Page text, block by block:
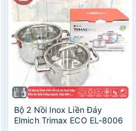
Bộ 2 Nồi Inox Liền Đáy
Elmich Trimax ECO EL-8006